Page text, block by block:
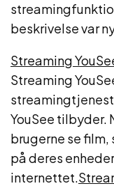
beskrivelse var
Streaming
Streaming
YouSee tilbyder.
brugerne se
på deres
internettet.